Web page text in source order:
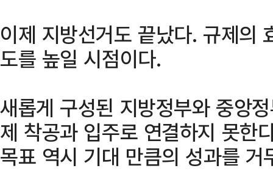
이제 지방선거도 끝났다. 규제의
도를 높일 시점이다.
새롭게 구성된 지방정부와 중앙
제 착공과 입주로 연결하지 못한
목표 역시 기대 만큼의 성과를 거